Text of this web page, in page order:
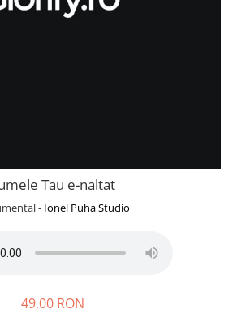
Tau e-naltat
- Ionel Puha Studio
49,00 RON